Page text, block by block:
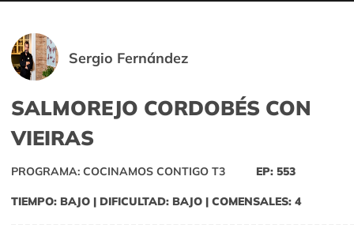
Sergio Fernández
SALMOREJO CORDOBÉS CON
VIEIRAS
PROGRAMA: COCINAMOS CONTIGO T3 EP: 553
TIEMPO: BAJO | DIFICULTAD: BAJO | COMENSALES: 4